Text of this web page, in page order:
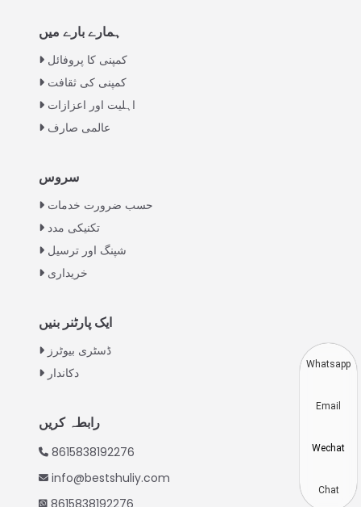
ہمارے بارے میں
کمپنی کا پروفائل
کمپنی کی ثقافت
اہلیت اور اعزازات
عالمی صارف
سروس
حسب ضرورت خدمات
تکنیکی مدد
شپنگ اور ترسیل
خریداری
ایک پارٹنر بنیں
ڈسٹری بیوٹرز
دکاندار
رابطہ کریں
8615838192276
info@bestshuliy.com
Japanese
Vietnamese
Indonesian
Turkish
Swahili
Whatsapp
Email
Wechat
Chat